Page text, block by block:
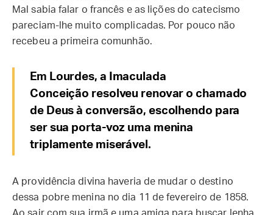
Mal sabia falar o francês e as lições do catecismo
pareciam-lhe muito complicadas. Por pouco não
recebeu a primeira comunhão.
Em Lourdes, a Imaculada
Conceição resolveu renovar o chamado
de Deus à conversão, escolhendo para
ser sua porta-voz uma menina
triplamente miserável.
A providência divina haveria de mudar o destino
dessa pobre menina no dia 11 de fevereiro de 1858.